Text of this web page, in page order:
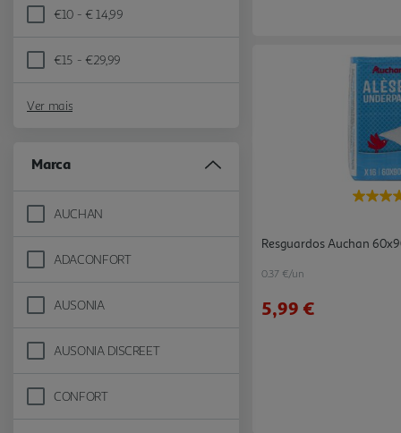
€10 - € 14,99
Refine by Preço: €10 - € 14,99
€15 - €29,99
Refine by Preço: €15 - €29,99
Ver mais
Marca
AUCHAN
Refine by Marca: AUCHAN
ADACONFORT
Refine by Marca: ADACONFORT
AUSONIA
Refine by Marca: AUSONIA
AUSONIA DISCREET
Refine by Marca: AUSONIA DISCREET
CONFORT
Refine by Marca: CONFORT
Resguardos Auchan
0.37 €/un
5,99 €